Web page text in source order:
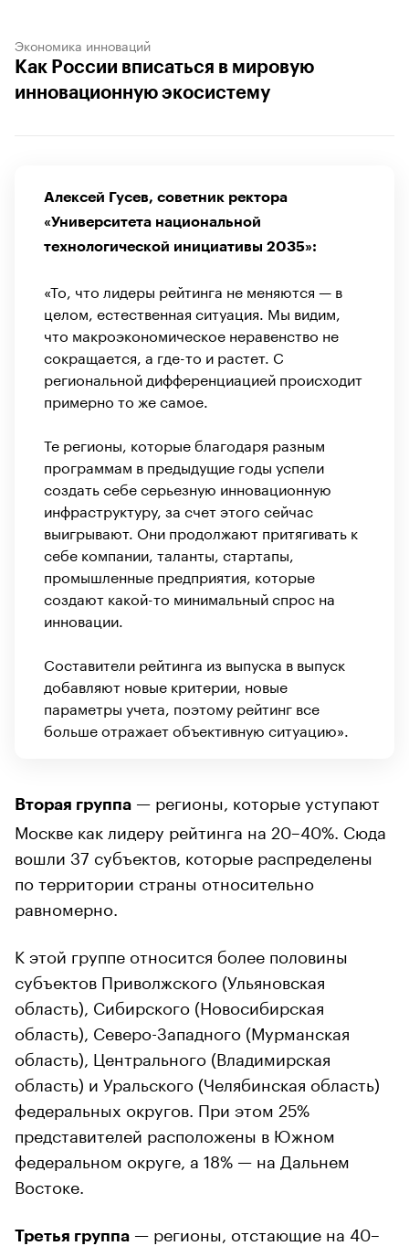
Экономика инноваций
Как России вписаться в мировую
инновационную экосистему
Алексей Гусев, советник ректора
«Университета национальной
технологической инициативы 2035»:
«То, что лидеры рейтинга не меняются — в
целом, естественная ситуация. Мы видим,
что макроэкономическое неравенство не
сокращается, а где-то и растет. С
региональной дифференциацией происходит
примерно то же самое.
Те регионы, которые благодаря разным
программам в предыдущие годы успели
создать себе серьезную инновационную
инфраструктуру, за счет этого сейчас
выигрывают. Они продолжают притягивать к
себе компании, таланты, стартапы,
промышленные предприятия, которые
создают какой-то минимальный спрос на
инновации.
Составители рейтинга из выпуска в выпуск
добавляют новые критерии, новые
параметры учета, поэтому рейтинг все
больше отражает объективную ситуацию».
Вторая группа — регионы, которые уступают
Москве как лидеру рейтинга на 20–40%. Сюда
вошли 37 субъектов, которые распределены
по территории страны относительно
равномерно.
К этой группе относится более половины
субъектов Приволжского (Ульяновская
область), Сибирского (Новосибирская
область), Северо-Западного (Мурманская
область), Центрального (Владимирская
область) и Уральского (Челябинская область)
федеральных округов. При этом 25%
представителей расположены в Южном
федеральном округе, а 18% — на Дальнем
Востоке.
Третья группа — регионы, отстающие на 40–